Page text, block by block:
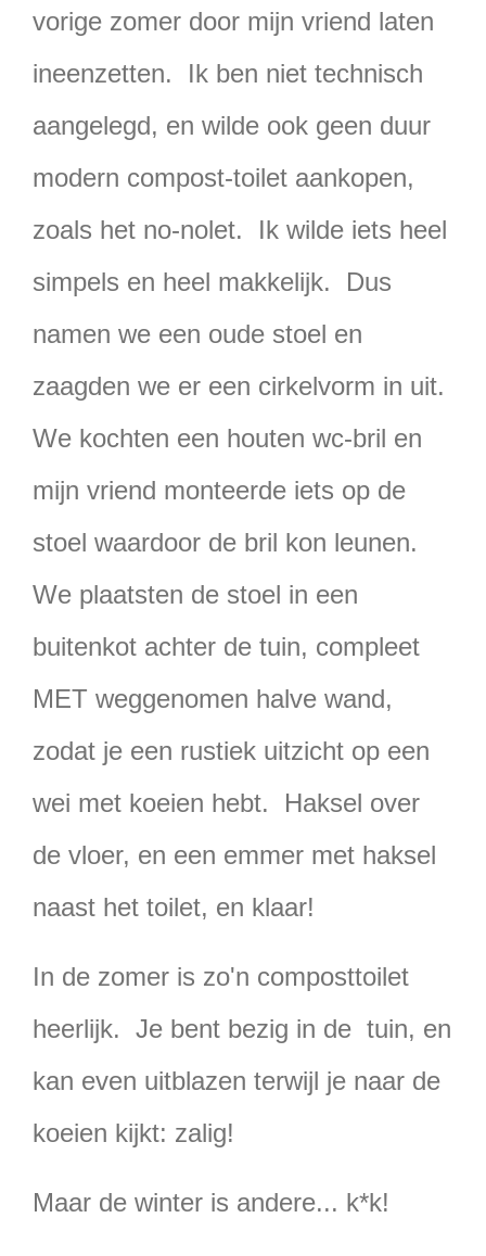
vorige zomer door mijn vriend laten
ineenzetten. Ik ben niet technisch
aangelegd, en wilde ook geen duur
modern compost-toilet aankopen,
zoals het no-nolet. Ik wilde iets heel
simpels en heel makkelijk. Dus
namen we een oude stoel en
zaagden we er een cirkelvorm in uit.
We kochten een houten wc-bril en
mijn vriend monteerde iets op de
stoel waardoor de bril kon leunen.
We plaatsten de stoel in een
buitenkot achter de tuin, compleet
MET weggenomen halve wand,
zodat je een rustiek uitzicht op een
wei met koeien hebt. Haksel over
de vloer, en een emmer met haksel
naast het toilet, en klaar!
In de zomer is zo'n composttoilet
heerlijk. Je bent bezig in de tuin, en
kan even uitblazen terwijl je naar de
koeien kijkt: zalig!
Maar de winter is andere... k*k!